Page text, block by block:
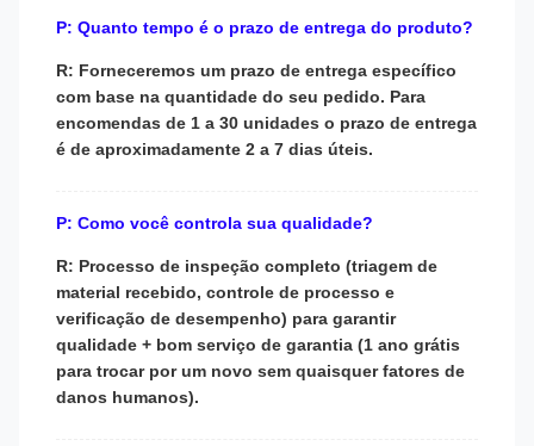
P: Quanto tempo é o prazo de entrega do produto?
R: Forneceremos um prazo de entrega específico
com base na quantidade do seu pedido. Para
encomendas de 1 a 30 unidades o prazo de entrega
é de aproximadamente 2 a 7 dias úteis.
P: Como você controla sua qualidade?
R: Processo de inspeção completo (triagem de
material recebido, controle de processo e
verificação de desempenho) para garantir
qualidade + bom serviço de garantia (1 ano grátis
para trocar por um novo sem quaisquer fatores de
danos humanos).